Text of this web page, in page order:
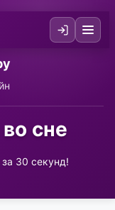
сне
30 секунд!